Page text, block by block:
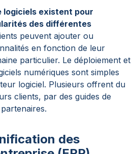
existent pour
des différentes
peuvent ajouter ou
en fonction de leur
particulier. Le déploiement et
numériques sont simples
logiciel. Plusieurs offrent du
clients, par des guides de
des